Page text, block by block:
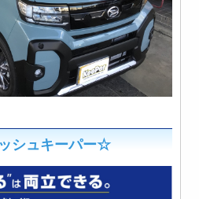
シュキーパー☆